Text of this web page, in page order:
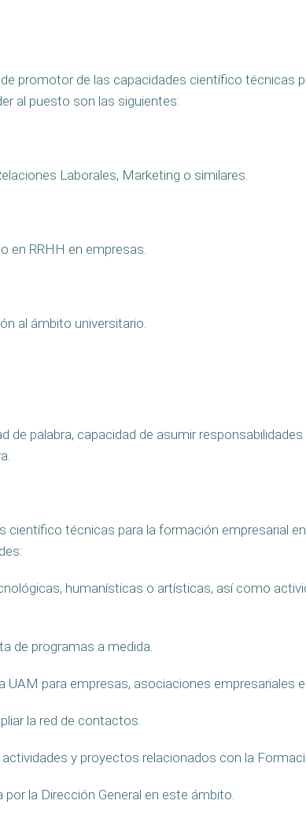
promotor de las capacidades científico técnicas
al puesto son las siguientes:
Laborales, Marketing o similares.
en RRHH en empresas.
al ámbito universitario.
de palabra, capacidad de asumir
técnicas para la formación empresarial
humanísticas o artísticas, así como
de programas a medida.
para empresas, asociaciones empresariales
la red de contactos.
y proyectos relacionados con la
la Dirección General en este ámbito.